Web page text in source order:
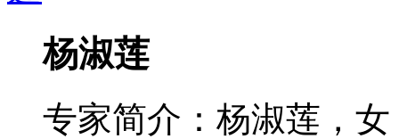
杨淑莲
专家简介：杨淑莲，